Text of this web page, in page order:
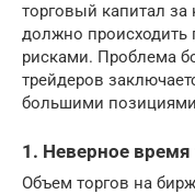
торговый капитал за
должно происходить
рисками. Проблема
трейдеров
большими
1. Неверное время
Объем торгов на